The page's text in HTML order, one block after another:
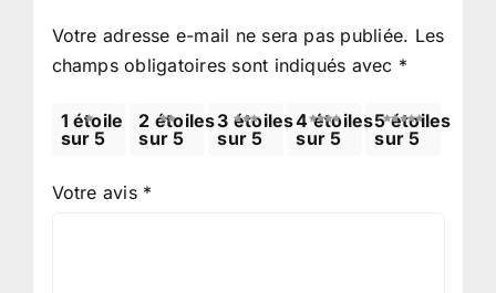
Votre adresse e-mail ne sera pas publiée. Les
champs obligatoires sont indiqués avec *
1 étoile
sur 5
2 étoiles
sur 5
3 étoiles
sur 5
4 étoiles
sur 5
5 étoiles
sur 5
Votre avis *